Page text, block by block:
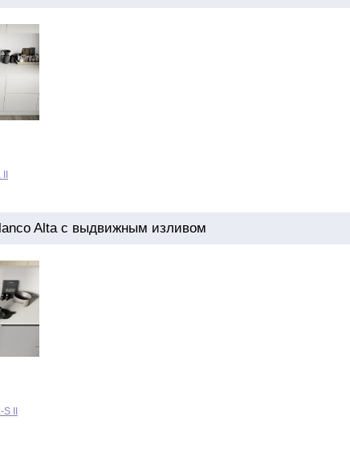
Alta с выдвижным изливом
II